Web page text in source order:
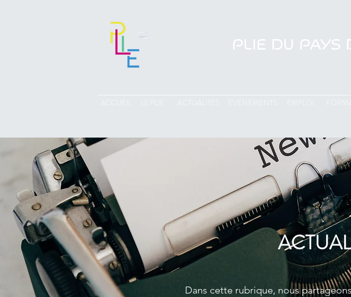
PLIE DU PAYS
ACTUALITES EVENEMENTS
Dans cette rubrique, nous